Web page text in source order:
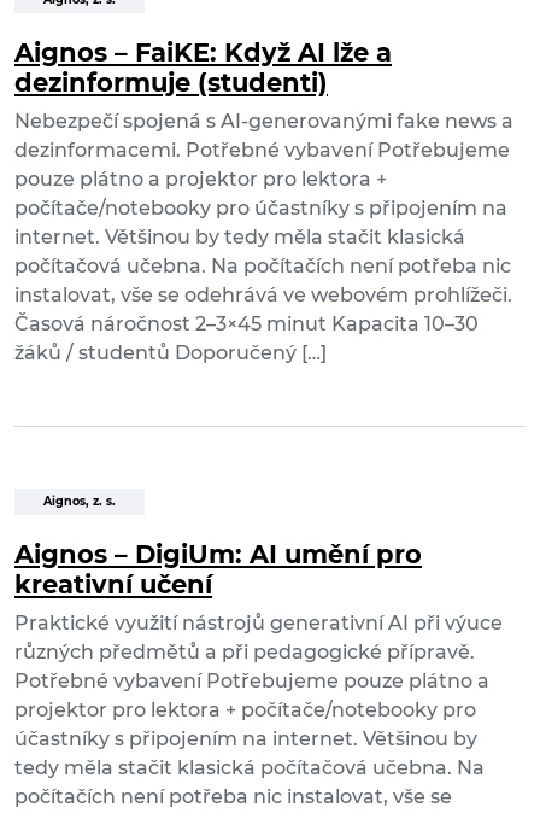
Aignos – FaiKE: Když AI lže a
dezinformuje (studenti)
Nebezpečí spojená s AI-generovanými fake news a
dezinformacemi. Potřebné vybavení Potřebujeme
pouze plátno a projektor pro lektora +
počítače/notebooky pro účastníky s připojením na
internet. Většinou by tedy měla stačit klasická
počítačová učebna. Na počítačích není potřeba nic
instalovat, vše se odehrává ve webovém prohlížeči.
Časová náročnost 2–3×45 minut Kapacita 10–30
žáků / studentů Doporučený […]
Aignos, z. s.
Aignos – DigiUm: AI umění pro
kreativní učení
Praktické využití nástrojů generativní AI při výuce
různých předmětů a při pedagogické přípravě.
Potřebné vybavení Potřebujeme pouze plátno a
projektor pro lektora + počítače/notebooky pro
účastníky s připojením na internet. Většinou by
tedy měla stačit klasická počítačová učebna. Na
počítačích není potřeba nic instalovat, vše se